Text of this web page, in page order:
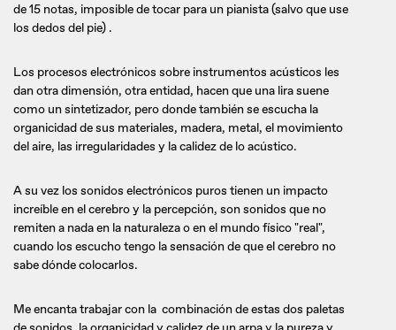
de 15 notas, imposible de tocar para un pianista (salvo que use
los dedos del pie) .
Los procesos electrónicos sobre instrumentos acústicos les
dan otra dimensión, otra entidad, hacen que una lira suene
como un sintetizador, pero donde también se escucha la
organicidad de sus materiales, madera, metal, el movimiento
del aire, las irregularidades y la calidez de lo acústico.
A su vez los sonidos electrónicos puros tienen un impacto
increíble en el cerebro y la percepción, son sonidos que no
remiten a nada en la naturaleza o en el mundo físico "real",
cuando los escucho tengo la sensación de que el cerebro no
sabe dónde colocarlos.
Me encanta trabajar con la combinación de estas dos paletas